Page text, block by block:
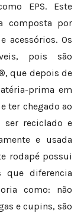
EPS. Este
composta por
acessórios. Os
pois são
que depois de
prima em
ter chegado ao
reciclado e
e usada
rodapé possui
que diferencia
como: não
e cupins, são